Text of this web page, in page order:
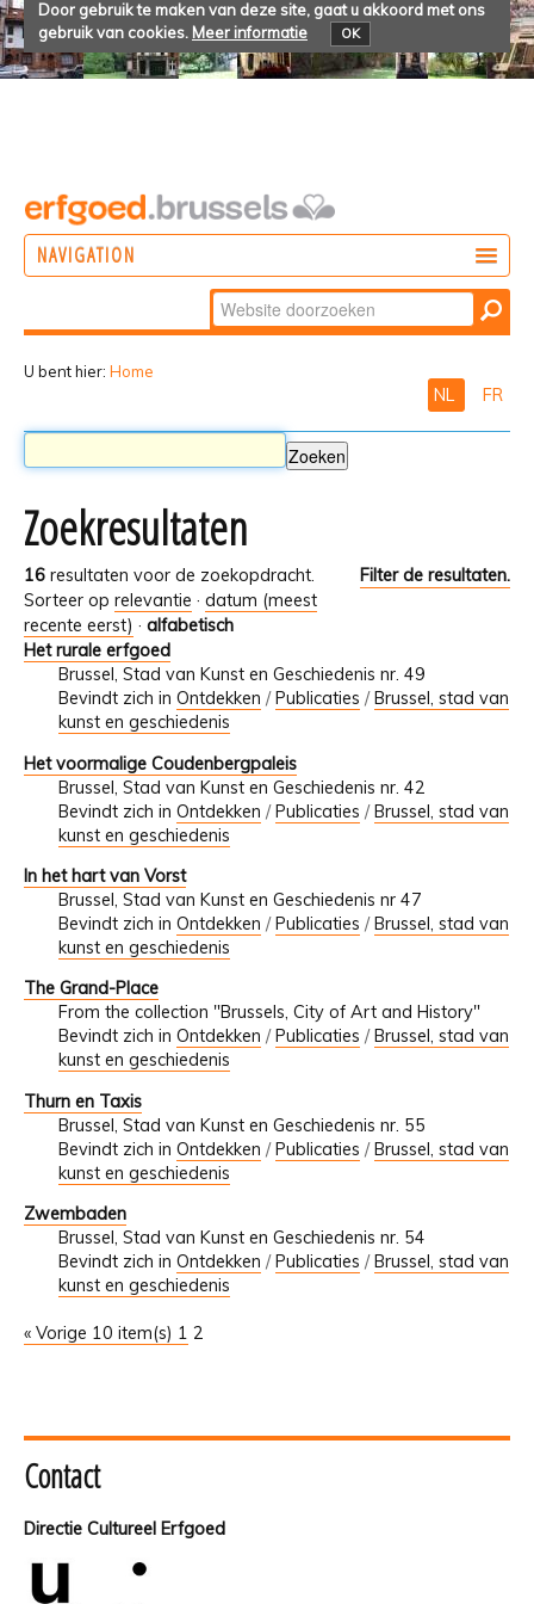
Door gebruik te maken van deze site, gaat u akkoord met ons
gebruik van cookies. Meer informatie OK
NAVIGATION
Zoek
Geavanceerd
U bent hier: Home
NL FR
Zoekresultaten
16 resultaten voor de zoekopdracht.
Filter de resultaten.
Sorteer op relevantie · datum (meest
recente eerst) · alfabetisch
Het rurale erfgoed
Brussel, Stad van Kunst en Geschiedenis nr. 49
Bevindt zich in Ontdekken /Publicaties /Brussel, stad van
kunst en geschiedenis
Het voormalige Coudenbergpaleis
Brussel, Stad van Kunst en Geschiedenis nr. 42
Bevindt zich in Ontdekken /Publicaties /Brussel, stad van
kunst en geschiedenis
In het hart van Vorst
Brussel, Stad van Kunst en Geschiedenis nr 47
Bevindt zich in Ontdekken /Publicaties /Brussel, stad van
kunst en geschiedenis
The Grand-Place
From the collection "Brussels, City of Art and History"
Bevindt zich in Ontdekken / Publicaties / Brussel, stad van
kunst en geschiedenis
Thurn en Taxis
Brussel, Stad van Kunst en Geschiedenis nr. 55
Bevindt zich in Ontdekken /Publicaties /Brussel, stad van
kunst en geschiedenis
Zwembaden
Brussel, Stad van Kunst en Geschiedenis nr. 54
Bevindt zich in Ontdekken /Publicaties /Brussel, stad van
kunst en geschiedenis
« Vorige 10 item(s) 1 2
Contact
Directie Cultureel Erfgoed